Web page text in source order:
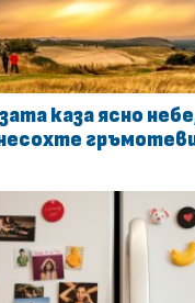
каза ясно